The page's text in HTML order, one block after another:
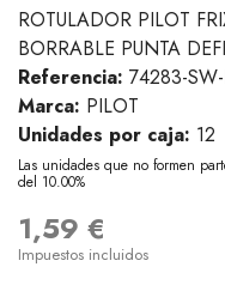
ROTULADOR PILOT
BORRABLE PUNTA
Referencia: 74283-
Marca: PILOT
Unidades por caja: 12
Las unidades que no formen
del 10.00%
1,59 €
Impuestos incluidos